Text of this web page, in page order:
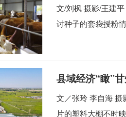
文/刘枫 摄影/王建
讨种子的套袋授粉
县域经济“瞰”
文／张玲 李自海
片的塑料大棚不时